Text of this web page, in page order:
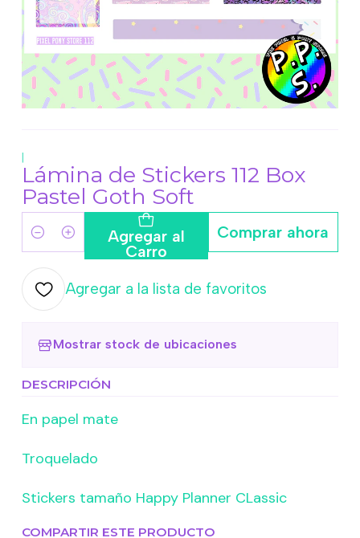
|
Lámina de Stickers 112 Box
Pastel Goth Soft
Cantidad Agregar al
Carro
Comprar ahora
Agregar a la lista de favoritos
Mostrar stock de ubicaciones
DESCRIPCIÓN
En papel mate
Troquelado
Stickers tamaño Happy Planner CLassic
COMPARTIR ESTE PRODUCTO